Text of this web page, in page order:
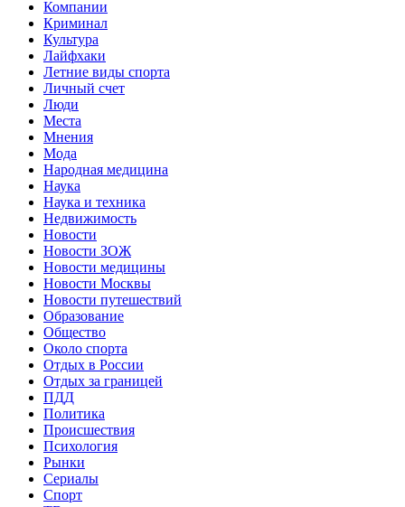
Компании
Криминал
Культура
Лайфхаки
Летние виды спорта
Личный счет
Люди
Места
Мнения
Мода
Народная медицина
Наука
Наука и техника
Недвижимость
Новости
Новости ЗОЖ
Новости медицины
Новости Москвы
Новости путешествий
Образование
Общество
Около спорта
Отдых в России
Отдых за границей
ПДД
Политика
Происшествия
Психология
Рынки
Сериалы
Спорт